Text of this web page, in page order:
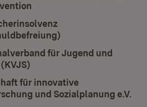
für Jugend und
für innovative
und Sozialplanung e.V.